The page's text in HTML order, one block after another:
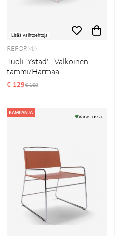
Lisää vaihtoehtoja
REFORMA
Tuoli 'Ystad' - Valkoinen
tammi/Harmaa
€ 129Normaali hinta
€ 169
KAMPANJA
Varastossa